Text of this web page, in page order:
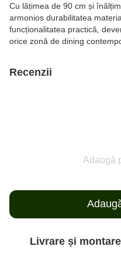
Cu lățimea de 90 cm și
armonios durabilitatea
funcționalitatea practică,
orice zonă de dining
Recenzii
Adaogă
Livrare și montare